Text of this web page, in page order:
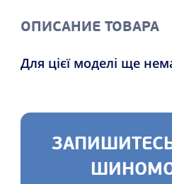
ОПИСАНИЕ ТОВАРА
Для цієї моделі ще